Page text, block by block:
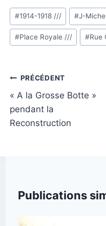
Étiquettes
de
la
#1914-1918 /// #J-
#Place Royale /// #Rue
Navigation
de
l’article
PRÉCÉDENT
« A la Grosse Botte »
pendant la
Reconstruction
Publications